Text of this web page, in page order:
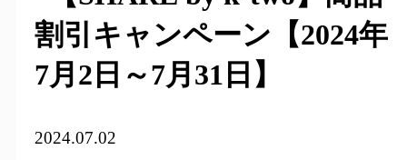
割引キャンペーン【2024年
7月2日～7月31日】
2024.07.02